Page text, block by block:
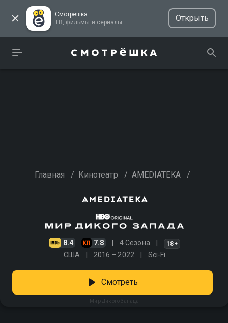
Смотрёшка
ТВ, фильмы и сериалы
Открыть
Главная / Кинотеатр / AMEDIATEKA /
8.4 7.8 4 Сезона 18+
США 2016 – 2022 Sci-Fi
Мир Дикого Запада
Смотреть